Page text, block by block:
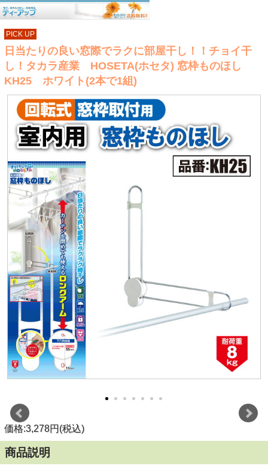
PICK UP
日当たりの良い窓際でラクに部屋干し！！チョイ干
し！タカラ産業 HOSETA(ホセタ) 窓枠ものほし
KH25 ホワイト(2本で1組)
価格:3,278円(税込)
商品説明